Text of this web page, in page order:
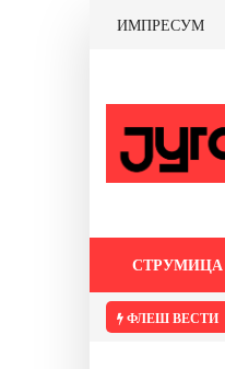
ИМПРЕСУМ
СТРУМИЦА
ФЛЕШ ВЕСТИ